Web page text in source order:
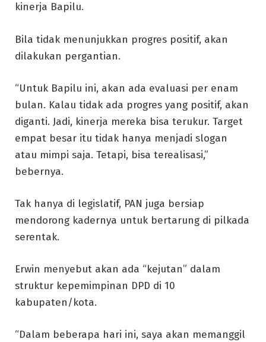
kinerja Bapilu.
Bila tidak menunjukkan progres positif, akan
dilakukan pergantian.
“Untuk Bapilu ini, akan ada evaluasi per enam
bulan. Kalau tidak ada progres yang positif, akan
diganti. Jadi, kinerja mereka bisa terukur. Target
empat besar itu tidak hanya menjadi slogan
atau mimpi saja. Tetapi, bisa terealisasi,”
bebernya.
Tak hanya di legislatif, PAN juga bersiap
mendorong kadernya untuk bertarung di pilkada
serentak.
Erwin menyebut akan ada “kejutan” dalam
struktur kepemimpinan DPD di 10
kabupaten/kota.
“Dalam beberapa hari ini, saya akan memanggil